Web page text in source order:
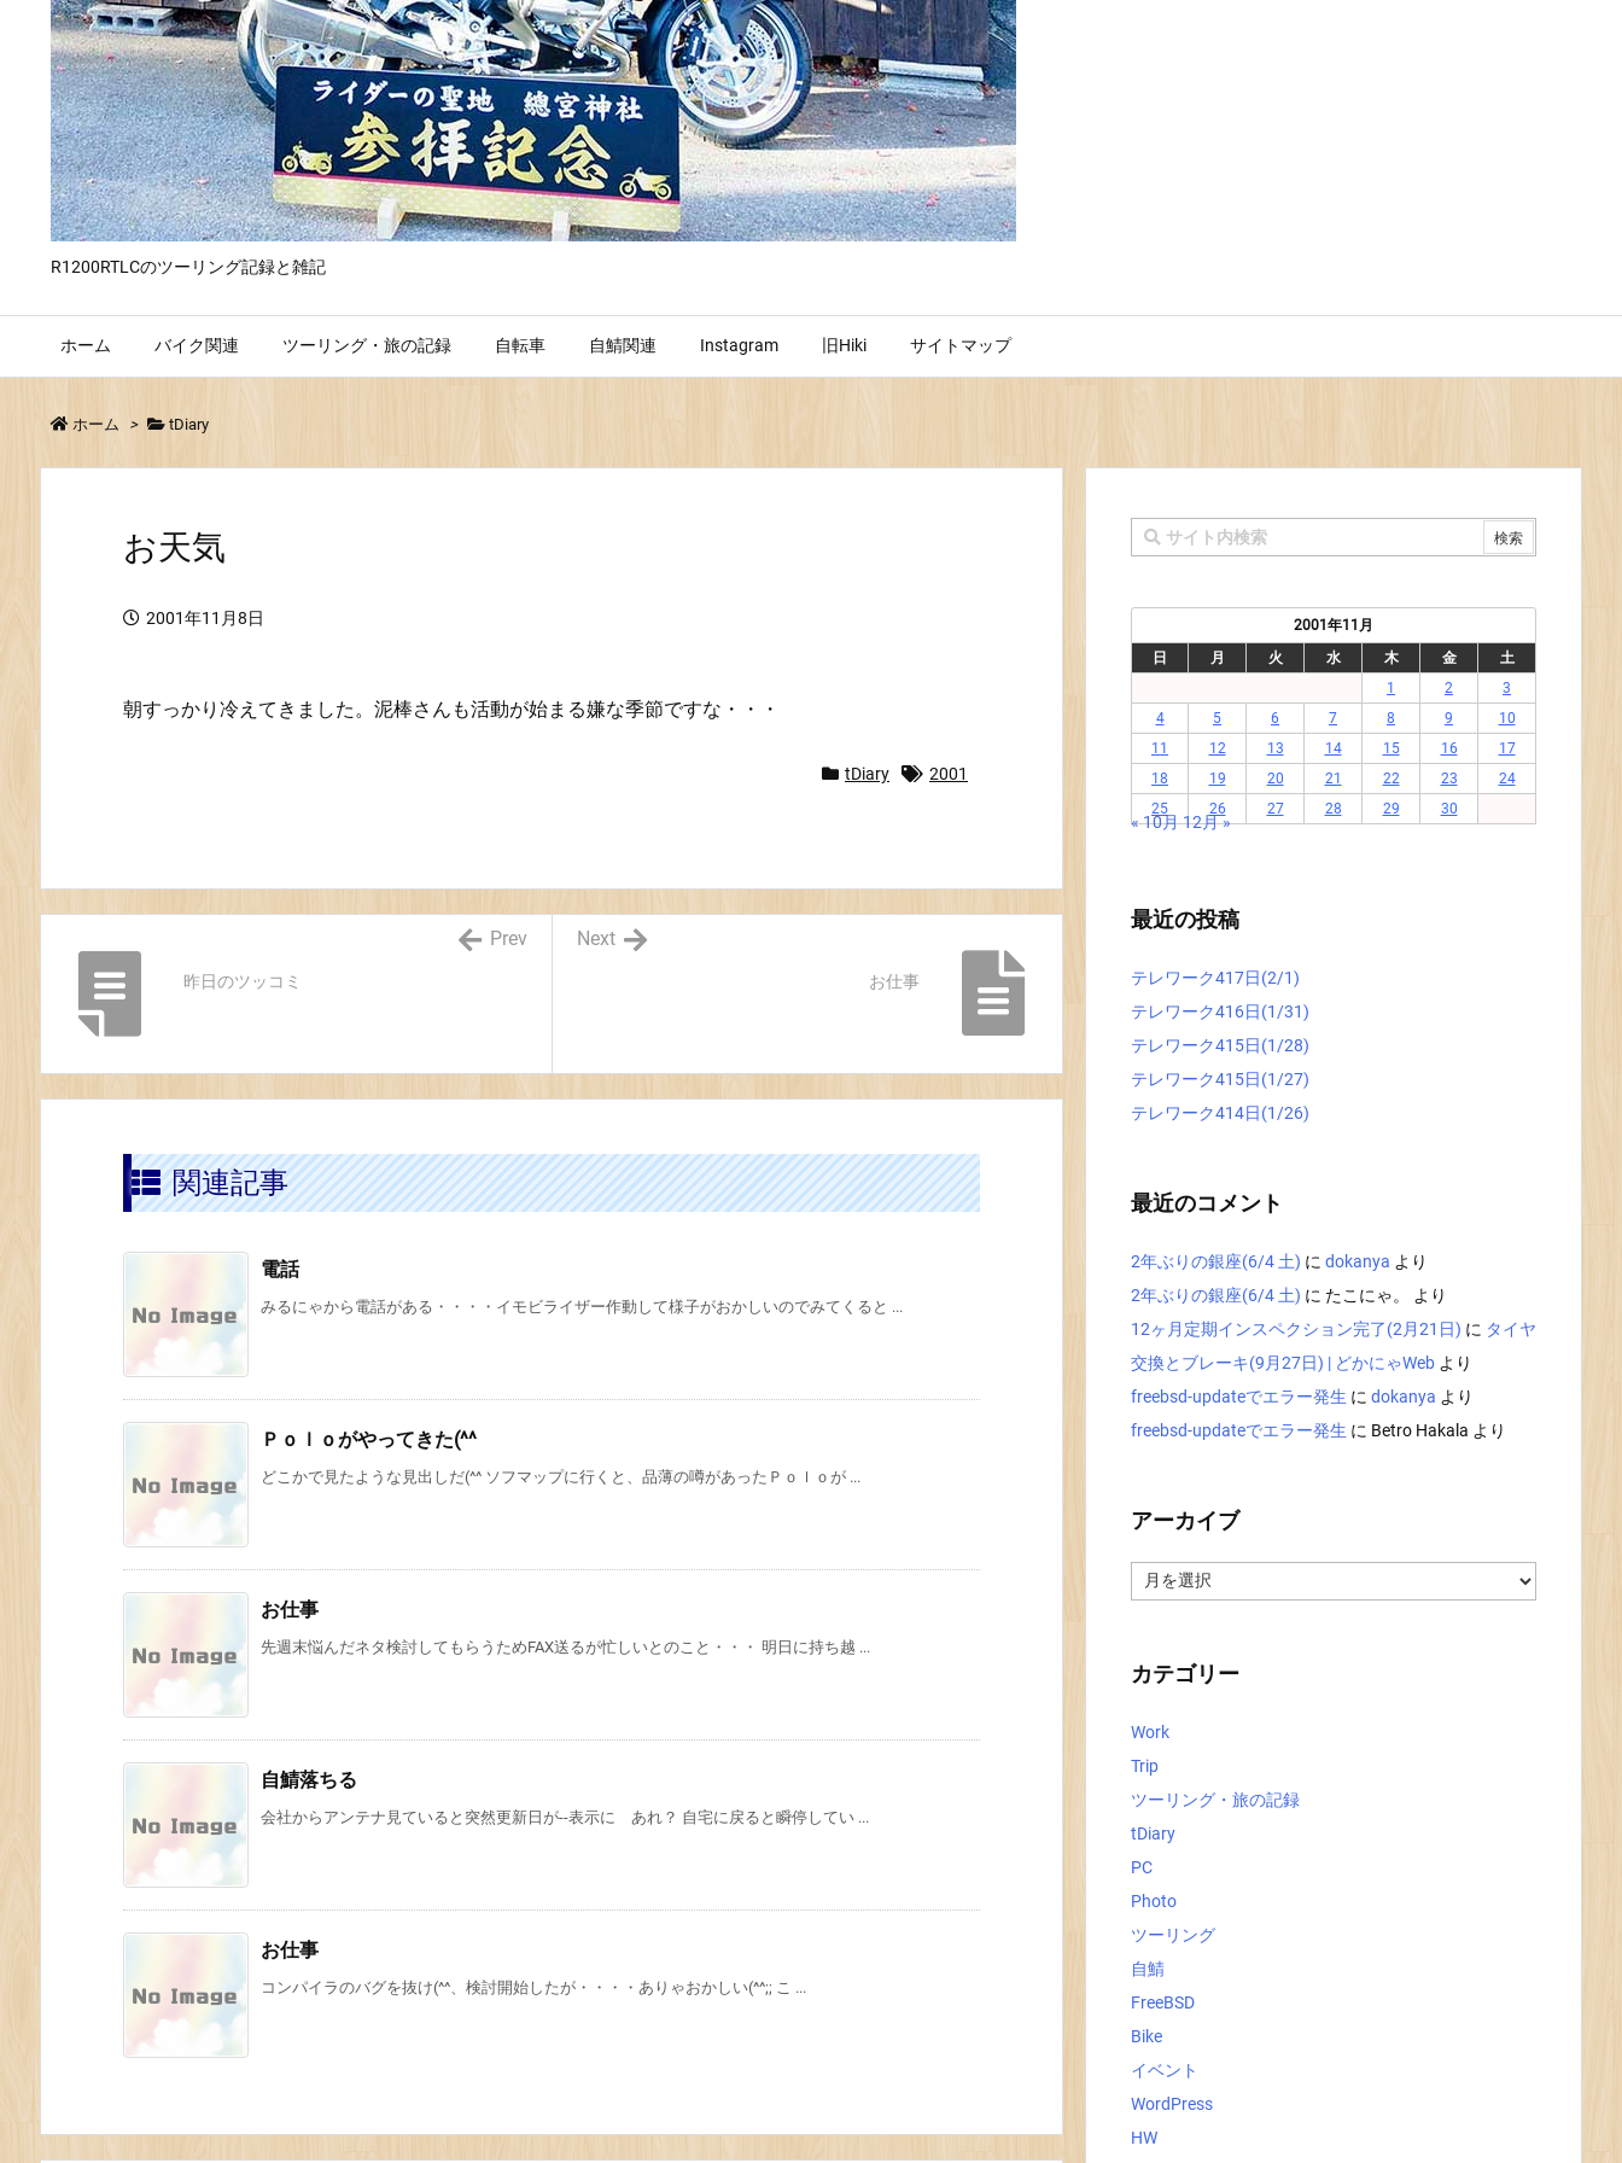
R1200RTLCのツーリング記録と雑記
ホーム バイク関連 ツーリング・旅の記録 自転車 自鯖関連 Instagram 旧Hiki サイトマップ
ホーム > tDiary
お天気
2001年11月8日
朝すっかり冷えてきました。泥棒さんも活動が始まる嫌な季節ですな・・・
tDiary 2001
お仕事
Next
昨日のツッコミ
Prev
関連記事
電話
みるにゃから電話がある・・・・イモビライザー作動して様子がおかしいのでみてくると ...
Ｐｏｌｏがやってきた(^^
どこかで見たような見出しだ(^^ ソフマップに行くと、品薄の噂があったＰｏｌｏが ...
お仕事
先週末悩んだネタ検討してもらうためFAX送るが忙しいとのこと・・・ 明日に持ち越 ...
自鯖落ちる
会社からアンテナ見ていると突然更新日が--表示に あれ？ 自宅に戻ると瞬停してい ...
お仕事
コンパイラのバグを抜け(^^、検討開始したが・・・・ありゃおかしい(^^;; こ ...
2001年11月
日
月 火 水 木 金
土
1
2
3
4
5 6 7 8 9
10
11
12 13 14 15 16
17
18
19 20 21 22 23
24
25
26 27 28 29 30
« 10月12月 »
最近の投稿
テレワーク417日(2/1)
テレワーク416日(1/31)
テレワーク415日(1/28)
テレワーク415日(1/27)
テレワーク414日(1/26)
最近のコメント
2年ぶりの銀座(6/4 土) に dokanya より
2年ぶりの銀座(6/4 土) に たこにゃ。
より
12ヶ月定期インスペクション完了(2月21日) に タイヤ
交換とブレーキ(9月27日) | どかにゃWeb より
freebsd-updateでエラー発生 に dokanya より
freebsd-updateでエラー発生 に Betro Hakala より
アーカイブ
ー
カテゴリー
Work
Trip
ツーリング・旅の記録
tDiary
PC
Photo
ツーリング
自鯖
FreeBSD
Bike
イベント
WordPress
HW